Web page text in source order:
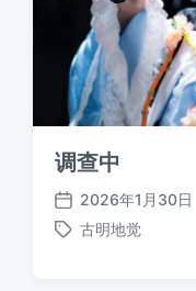
调查中
发
布
2026年1月30日
标
古明地觉